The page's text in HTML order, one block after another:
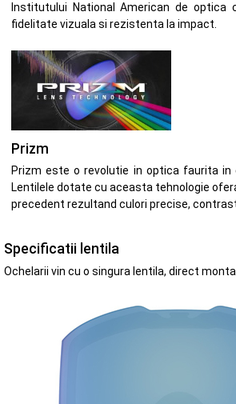
Institutului National American de optica
fidelitate vizuala si rezistenta la impact.
Prizm
Prizm este o revolutie in optica faurita in
Lentilele dotate cu aceasta tehnologie
precedent rezultand culori precise,
Specificatii lentila
Ochelarii vin cu o singura lentila, direct